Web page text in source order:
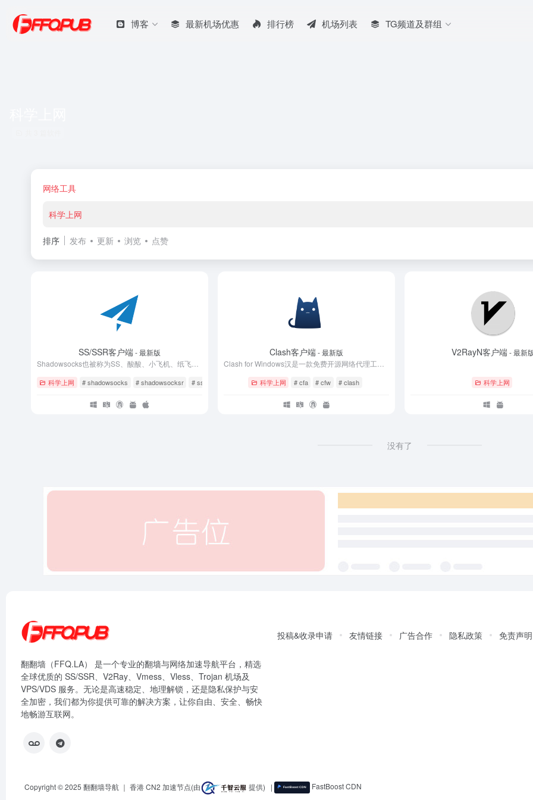
博客 最新机场优惠 排行榜 机场列表 TG频道及群组
网络工具
科学上网
排序 发布 更新 浏览 点赞
SS/SSR客户端- 最新版
科学上网 # shadowsocks # shadowsocksr # ss
Clash客户端- 最新版
科学上网 # cfa # cfw # clash
V2RayN客户端- 最新
科学上网
没有了
翻翻墙（FFQ.LA） 是一个专业的翻墙与网络加速导航平台，精选
全球优质的 SS/SSR、V2Ray、Vmess、Vless、Trojan 机场及
VPS/VDS 服务。无论是高速稳定、地理解锁，还是隐私保护与安
全加密，我们都为你提供可靠的解决方案，让你自由、安全、畅快
地畅游互联网。
投稿&收录申请 友情链接 广告合作 隐私政策 免责声明
Copyright © 2025 翻翻墙导航 ｜ 香港 CN2 加速节点(由 提供) | FastBoost CDN